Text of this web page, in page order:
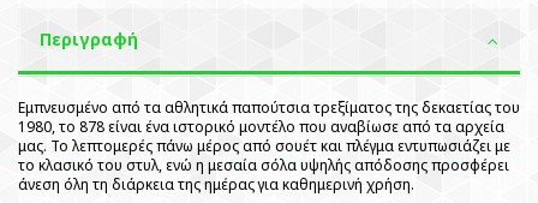
Περιγραφή
Εμπνευσμένο από τα αθλητικά παπούτσια τρεξίματος της δεκαετίας του
1980, το 878 είναι ένα ιστορικό μοντέλο που αναβίωσε από τα αρχεία
μας. Το λεπτομερές πάνω μέρος από σουέτ και πλέγμα εντυπωσιάζει με
το κλασικό του στυλ, ενώ η μεσαία σόλα υψηλής απόδοσης προσφέρει
άνεση όλη τη διάρκεια της ημέρας για καθημερινή χρήση.